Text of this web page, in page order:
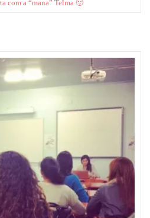
com a “mana” Telma 🙂